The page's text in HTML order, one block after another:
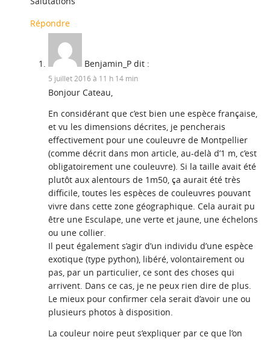
Répondre
Benjamin_P dit :
5 juillet 2016 à 11 h 14 min
Bonjour Cateau,
En considérant que c’est bien une espèce française,
et vu les dimensions décrites, je pencherais
effectivement pour une couleuvre de Montpellier
(comme décrit dans mon article, au-delà d’1 m, c’est
obligatoirement une couleuvre). Si la taille avait été
plutôt aux alentours de 1m50, ça aurait été très
difficile, toutes les espèces de couleuvres pouvant
vivre dans cette zone géographique. Cela aurait pu
être une Esculape, une verte et jaune, une échelons
ou une collier.
Il peut également s’agir d’un individu d’une espèce
exotique (type python), libéré, volontairement ou
pas, par un particulier, ce sont des choses qui
arrivent. Dans ce cas, je ne peux rien dire de plus.
Le mieux pour confirmer cela serait d’avoir une ou
plusieurs photos à disposition.
La couleur noire peut s’expliquer par ce que l’on